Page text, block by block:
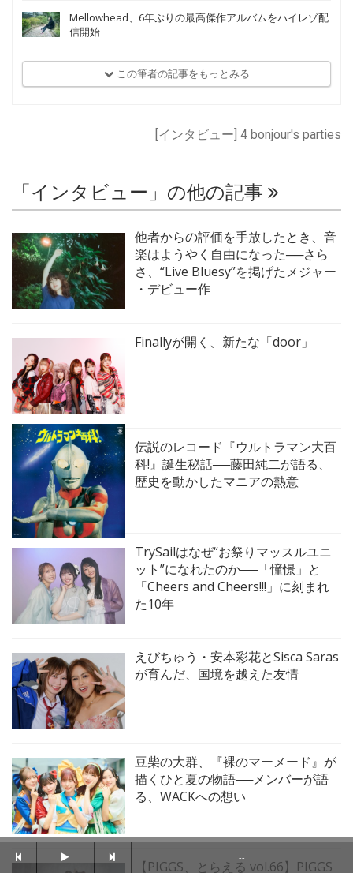
Mellowhead、6年ぶりの最高傑作アルバムをハイレゾ配
信開始
この筆者の記事をもっとみる
[インタビュー] 4 bonjour's parties
「インタビュー」の他の記事
他者からの評価を手放したとき、音
楽はようやく自由になった──さら
さ、“Live Bluesy”を掲げたメジャー
・デビュー作
Finallyが開く、新たな「door」
伝説のレコード『ウルトラマン大百
科!』誕生秘話──藤田純二が語る、
歴史を動かしたマニアの熱意
TrySailはなぜ“お祭りマッスルユニ
ット”になれたのか──「憧憬」と
「Cheers and Cheers!!!」に刻まれ
た10年
えびちゅう・安本彩花とSisca Saras
が育んだ、国境を越えた友情
豆柴の大群、『裸のマーメード』が
描くひと夏の物語──メンバーが語
る、WACKへの想い
【PIGGS、とらえる vol.66】PIGGS
--